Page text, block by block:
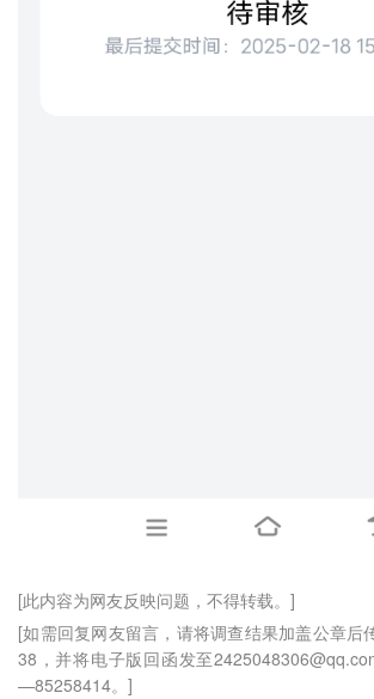
[此内容为网友反映问题，不得转载。]
[如需回复网友留言，请将调查结果加盖公章
38，并将电子版回函发至
—85258414。]